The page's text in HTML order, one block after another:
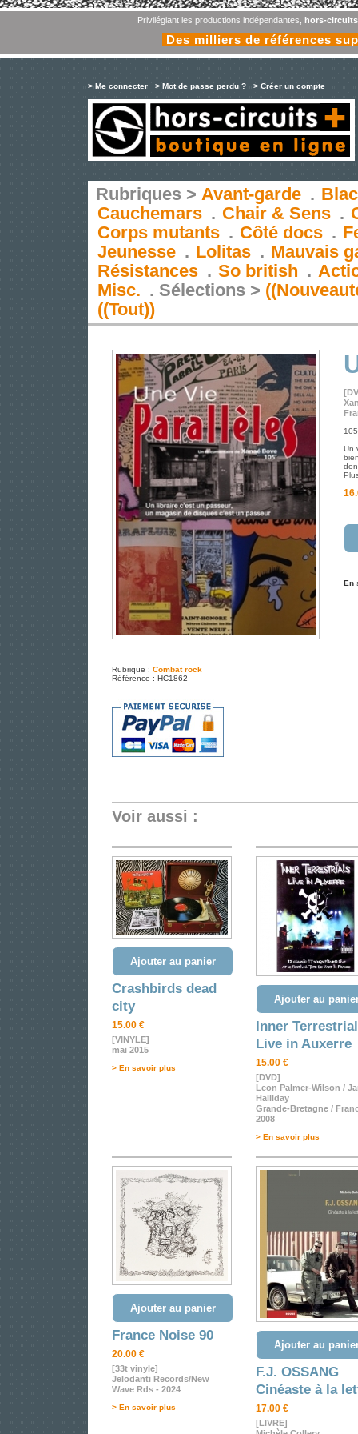
Privilégiant les productions indépendantes, hors-
Des milliers de références
> Me connecter > Mot de passe perdu ? > Créer un compte
Rubriques > Avant-garde .
Cauchemars . Chair & Sens .
Corps mutants . Côté docs .
Jeunesse . Lolitas . Mauvais
Résistances . So british .
Misc. . Sélections >
((Tout))
Rubrique : Combat rock
Référence : HC1862
Un
En
Voir aussi :
Ajouter au panier
Crashbirds dead
city
15.00 €
[VINYLE]
mai 2015
> En savoir plus
Ajouter au
Inner
Live in Auxerre
15.00 €
[DVD]
Leon Palmer-Wilson /
Halliday
Grande-Bretagne /
2008
> En savoir plus
Ajouter au panier
France Noise 90
20.00 €
[33t vinyle]
Jelodanti Records/New
Wave Rds - 2024
> En savoir plus
Ajouter au
F.J. OSSANG
Cinéaste à la
17.00 €
[LIVRE]